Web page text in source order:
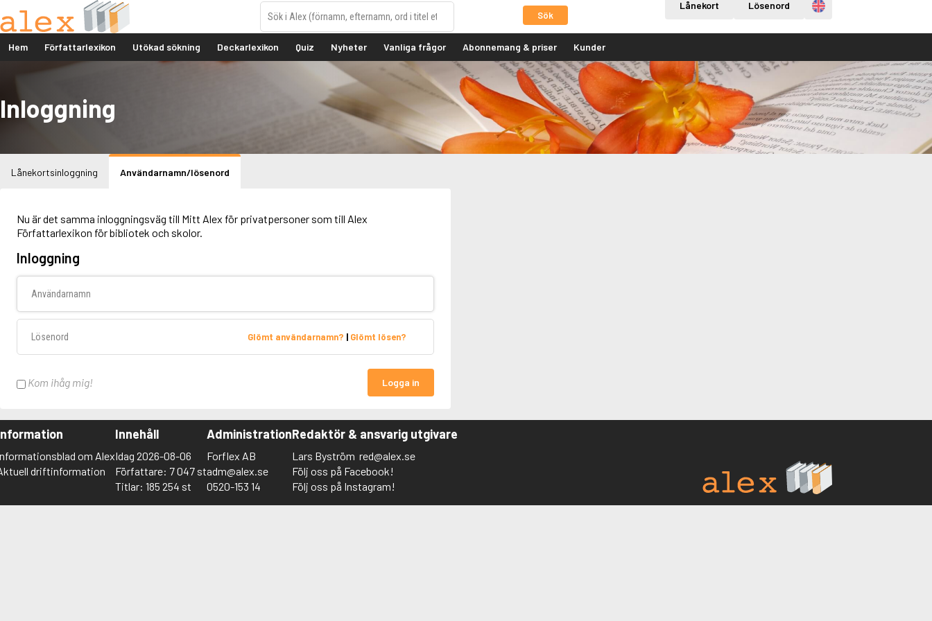
Sök
Lånekort Lösenord Engelska
Hem Författarlexikon Utökad sökning Deckarlexikon Quiz Nyheter Vanliga frågor Abonnemang & priser Kunder
Inloggning
Lånekortsinloggning Användarnamn/lösenord
Nu är det samma inloggningsväg till Mitt Alex för privatpersoner som till Alex
Författarlexikon för bibliotek och skolor.
Inloggning
Glömt användarnamn? | Glömt lösen?
Kom ihåg mig! Logga in
om Alex
driftinformation
Innehåll
Idag 2026-08-06
Författare: 7 047 st
Titlar: 185 254 st
Administration
Forflex AB
adm@alex.se
0520-153 14
Redaktör & ansvarig utgivare
Lars Byström red@alex.se
Följ oss på Facebook!
Följ oss på Instagram!